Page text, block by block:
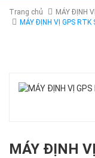
Trang chủ
MÁY ĐỊNH
MÁY ĐỊNH VỊ GPS RTK
MÁY ĐỊNH